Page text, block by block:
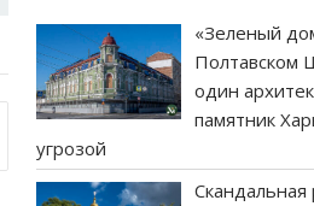
«Зеленый
Полтавском
один
памятник
угрозой
Скандальная